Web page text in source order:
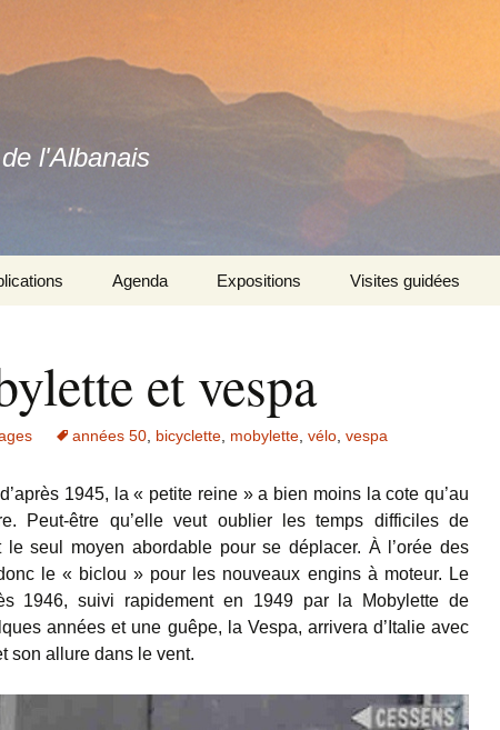
l'Albanais
Agenda Expositions
Autres expositions
Visites guidées
et vespa
années 50 bicyclette mobylette vélo vespa
1945, la « petite reine » a bien moins la cote qu’au
Peut-être qu’elle veut oublier les temps difficiles de
le seul moyen abordable pour se déplacer. À l’orée des
le « biclou » pour les nouveaux engins à moteur. Le
1946, suivi rapidement en 1949 par la Mobylette de
années et une guêpe, la Vespa, arrivera d’Italie avec
son allure dans le vent.